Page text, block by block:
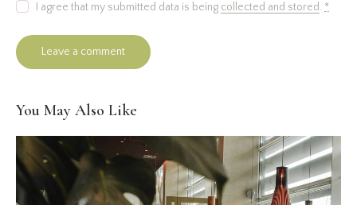
I agree that my submitted data is being collected and stored. *
You May Also Like